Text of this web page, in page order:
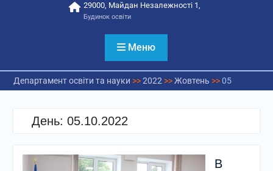
29000, Майдан Незалежності 1,
Будинок освіти
Меню
Департамент освіти та науки >>2022 >>Жовтень >>05
День: 05.10.2022
В